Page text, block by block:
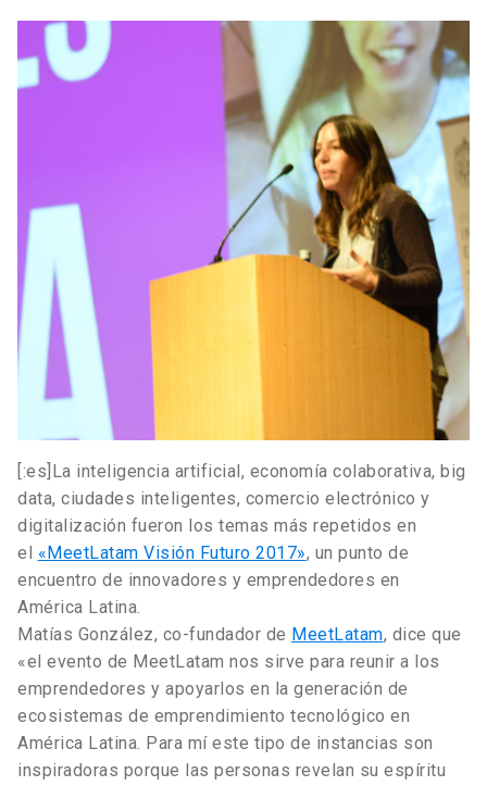
[:es]La inteligencia artificial, economía colaborativa, big
data, ciudades inteligentes, comercio electrónico y
digitalización fueron los temas más repetidos en
el «MeetLatam Visión Futuro 2017», un punto de
encuentro de innovadores y emprendedores en
América Latina.
Matías González, co-fundador de MeetLatam, dice que
«el evento de MeetLatam nos sirve para reunir a los
emprendedores y apoyarlos en la generación de
ecosistemas de emprendimiento tecnológico en
América Latina. Para mí este tipo de instancias son
inspiradoras porque las personas revelan su espíritu